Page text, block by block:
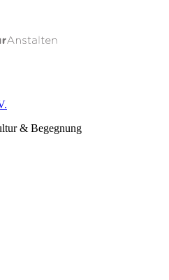
& Begegnung